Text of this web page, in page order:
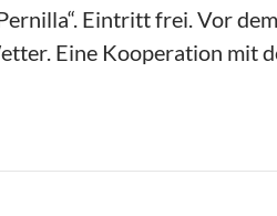
Eintritt frei. Vor
Eine Kooperation mit